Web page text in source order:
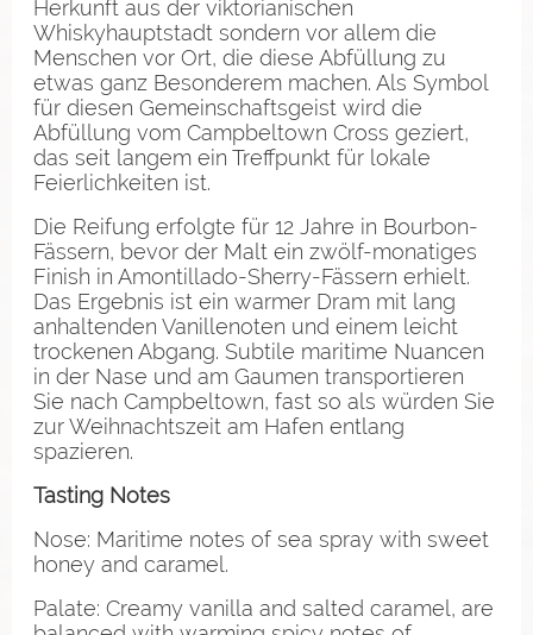
Herkunft aus der viktorianischen
Whiskyhauptstadt sondern vor allem die
Menschen vor Ort, die diese Abfüllung zu
etwas ganz Besonderem machen. Als Symbol
für diesen Gemeinschaftsgeist wird die
Abfüllung vom Campbeltown Cross geziert,
das seit langem ein Treffpunkt für lokale
Feierlichkeiten ist.
Die Reifung erfolgte für 12 Jahre in Bourbon-
Fässern, bevor der Malt ein zwölf-monatiges
Finish in Amontillado-Sherry-Fässern erhielt.
Das Ergebnis ist ein warmer Dram mit lang
anhaltenden Vanillenoten und einem leicht
trockenen Abgang. Subtile maritime Nuancen
in der Nase und am Gaumen transportieren
Sie nach Campbeltown, fast so als würden Sie
zur Weihnachtszeit am Hafen entlang
spazieren.
Tasting Notes
Nose: Maritime notes of sea spray with sweet
honey and caramel.
Palate: Creamy vanilla and salted caramel, are